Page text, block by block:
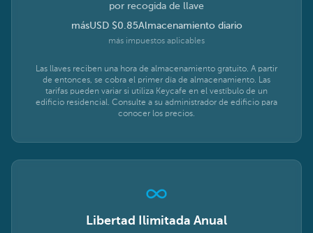
por recogida de llave
másUSD $0.85Almacenamiento diario
más impuestos aplicables
Las llaves reciben una hora de almacenamiento gratuito. A partir
de entonces, se cobra el primer día de almacenamiento. Las
tarifas pueden variar si utiliza Keycafe en el vestíbulo de un
edificio residencial. Consulte a su administrador de edificio para
conocer los precios.
Libertad Ilimitada Anual